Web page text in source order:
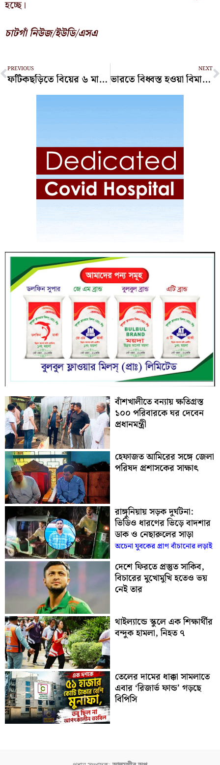
হচ্ছে।
চাটগাঁ নিউজ/ইউডি/এসএ
Prev
PREVIOUS
ফটিকছড়িতে বিয়ের ৬ মাস পর গৃহবধূর ঝুলন্ত লাশ উদ্ধার
NEXT
ভারতে বিধ্বস্ত হওয়া বিমান থেকে এক ব্রিটিশ যাত্রী জীবিত উদ্ধার
বাঁশখালীতে বন্যায় ক্ষতিগ্রস্ত
১০০ পরিবারকে ঘর দেবেন
প্রধানমন্ত্রী
হেফাজত আমিরের সঙ্গে জেলা
পরিষদ প্রশাসকের সাক্ষাৎ
রাঙ্গুনিয়ায় সড়ক দুর্ঘটনা:
ভিডিও ধারণের ভিড়ে বাদশার
ডাক ও নেছারুলের সাড়া
অচেনা যুবকের প্রাণ বাঁচানোর লড়াই
দেশে ফিরতে প্রস্তুত সাকিব,
বিচারের মুখোমুখি হতেও ভয়
নেই তার
থাইল্যান্ডে স্কুলে এক শিক্ষার্থীর
বন্দুক হামলা, নিহত ৭
তেলের দামের ধাক্কা সামলাতে
এবার ‘রিজার্ভ ফান্ড’ গড়ছে
বিপিসি